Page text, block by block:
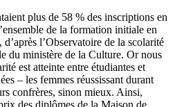
plus de 58 % des inscriptions en
de la formation initiale en
l’Observatoire de la scolarité
du ministère de la Culture. Or nous
est atteinte entre étudiantes et
– les femmes réussissant durant
confrères, sinon mieux. Ainsi,
des diplômes de la Maison de